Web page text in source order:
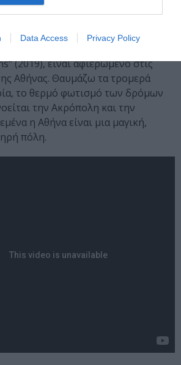
Data Access Privacy Policy
μεγαλούπολης θέλετε να
(2019), είναι αφιερωμένο στις
Αθήνας. Θαυμάζω τα τρομερά
το θερμό φωτισμό των δρόμων
την Ακρόπολη και την
η Αθήνα είναι μια μαγική,
πόλη.